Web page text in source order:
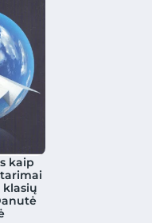
kaip
klasių